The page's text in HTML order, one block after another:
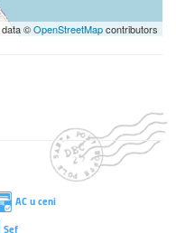
©OpenStreetMapcontributors
AC u ceni
Sef